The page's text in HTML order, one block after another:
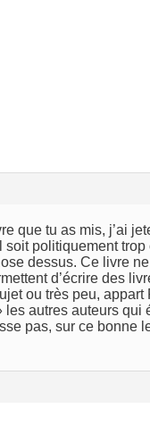
que tu as mis, j’ai
soit politiquement
dessus. Ce livre ne
d’écrire des
ou très peu, appart
autres auteurs qui
pas, sur ce bonne